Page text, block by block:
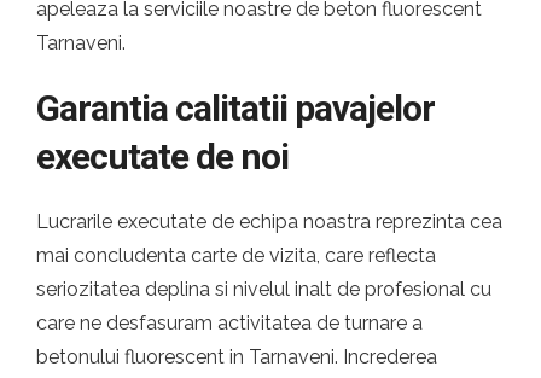
apeleaza la serviciile noastre de beton fluorescent
Tarnaveni.
Garantia calitatii pavajelor
executate de noi
Lucrarile executate de echipa noastra reprezinta cea
mai concludenta carte de vizita, care reflecta
seriozitatea deplina si nivelul inalt de profesional cu
care ne desfasuram activitatea de turnare a
betonului fluorescent in Tarnaveni. Increderea